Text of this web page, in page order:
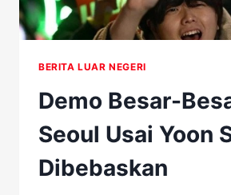
BERITA LUAR NEGERI
Demo Besar-
Seoul Usai Yoon
Dibebaskan